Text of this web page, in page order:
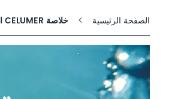
الصفحة الرئيسية خلاصة CELUMER البحرية